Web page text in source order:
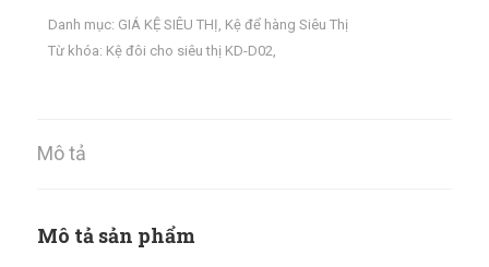
Danh mục: GIÁ KỆ SIÊU THỊ, Kệ để hàng Siêu Thị
Từ khóa: Kệ đôi cho siêu thị KD-D02,
Mô tả
Mô tả sản phẩm